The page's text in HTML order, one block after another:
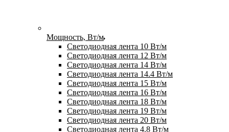
Мощность, Вт/м
Светодиодная лента 10 Вт/м
Светодиодная лента 12 Вт/м
Светодиодная лента 14 Вт/м
Светодиодная лента 14.4 Вт/м
Светодиодная лента 15 Вт/м
Светодиодная лента 16 Вт/м
Светодиодная лента 18 Вт/м
Светодиодная лента 19 Вт/м
Светодиодная лента 20 Вт/м
Светодиодная лента 4.8 Вт/м